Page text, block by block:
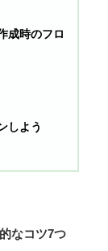
成時のフロ
しよう
なコツ7つ